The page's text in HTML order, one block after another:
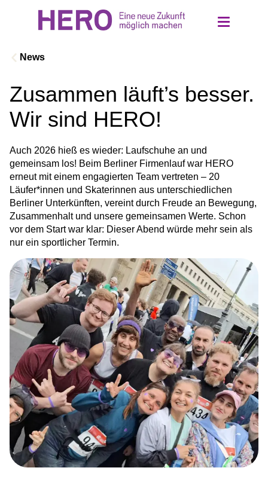
Über uns
Ethik und Werte
Jobs
Kontakt
News
Ankommen in Hessen – sechstes
Bundesland für HERO
Integration trifft ins Netz
Karriere bei HERO
Zusammen läuft’s besser. Wir sind HERO!
Kinderrechte leben – Demokratie erfahrbar
machen
News
Zusammen läuft’s besser.
Wir sind HERO!
Auch 2026 hieß es wieder: Laufschuhe an und
gemeinsam los! Beim Berliner Firmenlauf war HERO
erneut mit einem engagierten Team vertreten – 20
Läufer*innen und Skaterinnen aus unterschiedlichen
Berliner Unterkünften, vereint durch Freude an Bewegung,
Zusammenhalt und unsere gemeinsamen Werte. Schon
vor dem Start war klar: Dieser Abend würde mehr sein als